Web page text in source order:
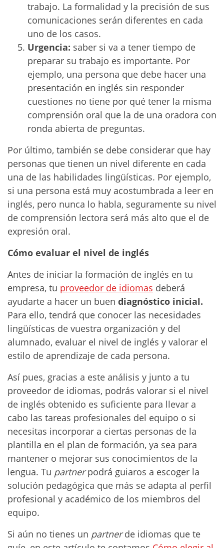
trabajo. La formalidad y la precisión de sus
comunicaciones serán diferentes en cada
uno de los casos.
Urgencia: saber si va a tener tiempo de
preparar su trabajo es importante. Por
ejemplo, una persona que debe hacer una
presentación en inglés sin responder
cuestiones no tiene por qué tener la misma
comprensión oral que la de una oradora con
ronda abierta de preguntas.
Por último, también se debe considerar que hay
personas que tienen un nivel diferente en cada
una de las habilidades lingüísticas. Por ejemplo,
si una persona está muy acostumbrada a leer en
inglés, pero nunca lo habla, seguramente su nivel
de comprensión lectora será más alto que el de
expresión oral.
Cómo evaluar el nivel de inglés
Antes de iniciar la formación de inglés en tu
empresa, tu proveedor de idiomas deberá
ayudarte a hacer un buen diagnóstico inicial.
Para ello, tendrá que conocer las necesidades
lingüísticas de vuestra organización y del
alumnado, evaluar el nivel de inglés y valorar el
estilo de aprendizaje de cada persona.
Así pues, gracias a este análisis y junto a tu
proveedor de idiomas, podrás valorar si el nivel
de inglés obtenido es suficiente para llevar a
cabo las tareas profesionales del equipo o si
necesitas incorporar a ciertas personas de la
plantilla en el plan de formación, ya sea para
mantener o mejorar sus conocimientos de la
lengua. Tu partnerpodrá guiaros a escoger la
solución pedagógica que más se adapta al perfil
profesional y académico de los miembros del
equipo.
Si aún no tienes un partnerde idiomas que te